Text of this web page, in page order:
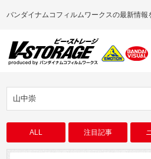
バンダイナムコフィルムワークスの最新情報
山中崇
ALL 注目記事